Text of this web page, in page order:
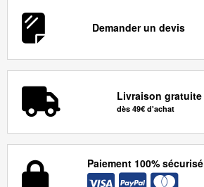
Demander un devis
Livraison gratuite
dès 49€ d'achat
Paiement 100% sécurisé